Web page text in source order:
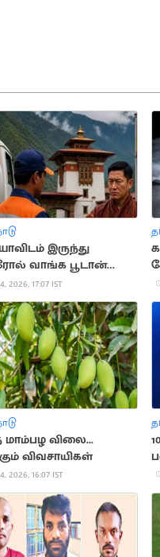
இருந்து
வாங்க பூடான்
2026, 17:07 IST
மாம்பழ விலை...
விவசாயிகள்
2026, 16:07 IST